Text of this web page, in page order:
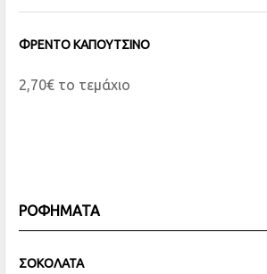
ΦΡΕΝΤΟ ΚΑΠΟΥΤΣΙΝΟ
2,70€ το τεμάχιο
ΡΟΦΗΜΑΤΑ
ΣΟΚΟΛΑΤΑ